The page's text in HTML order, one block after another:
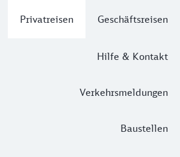
Privatreisen Geschäftsreisen
Hilfe & Kontakt
Verkehrsmeldungen
Baustellen